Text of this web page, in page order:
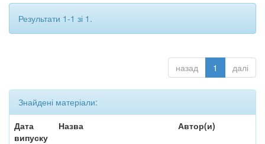
Результати 1-1 зі 1.
назад 1 далі
Знайдені матеріали:
Дата
випуску
Назва Автор(и)